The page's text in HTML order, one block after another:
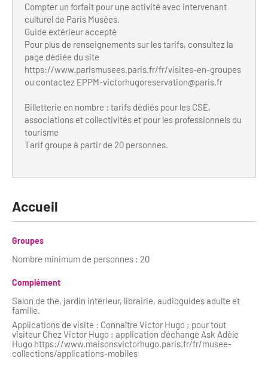
Labels, Certifications et Normes
Accessibilité
Tourisme & Handicap
Se former et s'informer à l'Accessibilité
Nos publics en situation de handicap
Comment se rendre accessible?
S'investir dans le label
L'organisation des visites
Remise des Prix
Guides et interprètes
Services, Wifi, cartes
Autocaristes/Transporteurs/transféristes
Magazine Paris Region
Newsletter BtoB
Institutionnels du tourisme
Grands Evènements
Compter un forfait pour une activité avec intervenant
culturel de Paris Musées.
Guide extérieur accepté
Pour plus de renseignements sur les tarifs, consultez la
page dédiée du site
https://www.parismusees.paris.fr/fr/visites-en-groupes
ou contactez EPPM-victorhugoreservation@paris.fr
Billetterie en nombre : tarifs dédiés pour les CSE,
associations et collectivités et pour les professionnels du
tourisme
Tarif groupe à partir de 20 personnes.
Accueil
Groupes
Nombre minimum de personnes : 20
Complément
Salon de thé, jardin intérieur, librairie, audioguides adulte et
famille.
Applications de visite : Connaître Victor Hugo ; pour tout
visiteur Chez Victor Hugo ; application d’échange Ask Adèle
Hugo https://www.maisonsvictorhugo.paris.fr/fr/musee-
collections/applications-mobiles